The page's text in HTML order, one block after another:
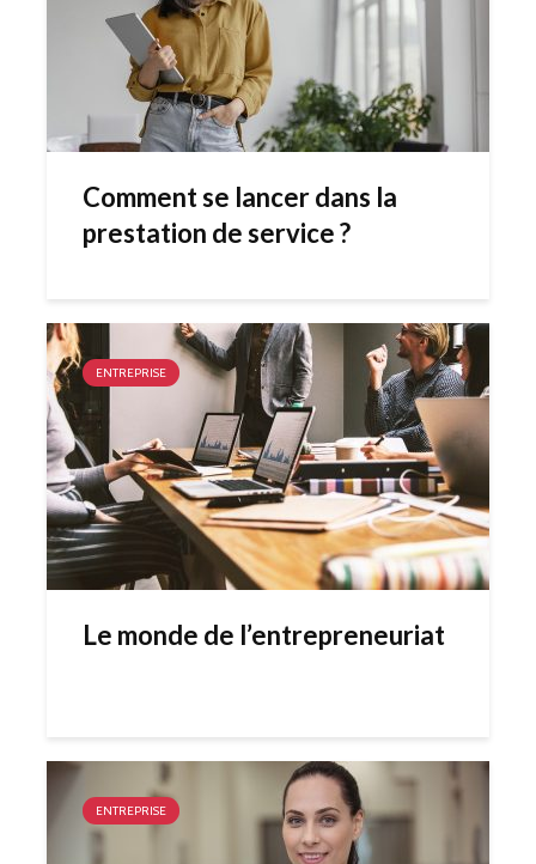
Comment se lancer dans la
prestation de service ?
ENTREPRISE
Le monde de l’entrepreneuriat
ENTREPRISE